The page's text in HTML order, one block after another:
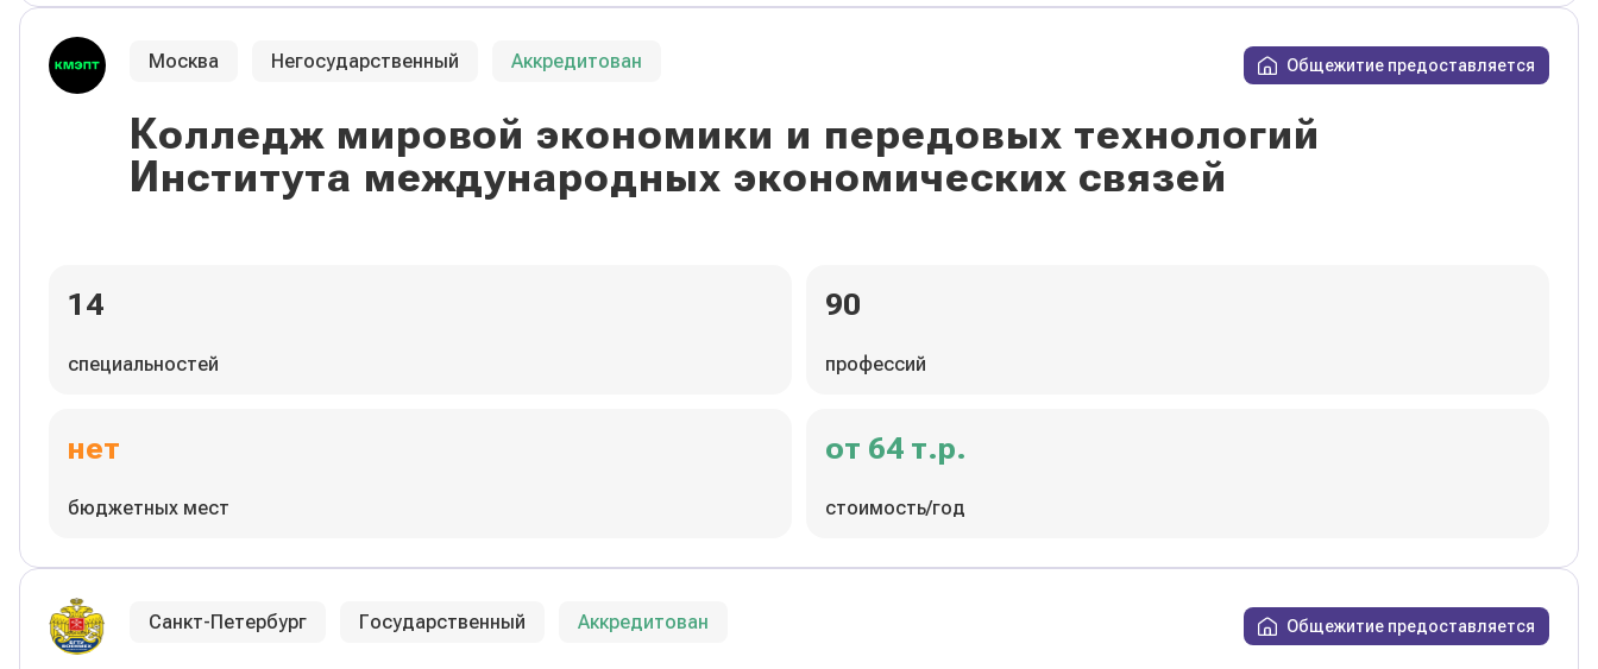
Москва Негосударственный Аккредитован Общежитие предоставляется
Колледж мировой экономики и передовых технологий
Института международных экономических связей
14
специальностей
90
профессий
нет
бюджетных мест
от 64 т.р.
стоимость/год
Санкт-Петербург Государственный Аккредитован Общежитие предоставляется